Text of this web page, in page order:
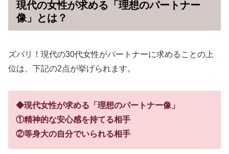
現代の女性が求める「理想のパートナー
像」とは？
ズバリ！現代の30代女性がパートナーに求めることの上
位は、下記の2点が挙げられます。
◆現代女性が求める「理想のパートナー像」
①精神的な安心感を持てる相手
②等身大の自分でいられる相手